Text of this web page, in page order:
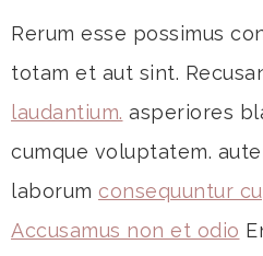
Rerum esse possimus
totam et aut sint.
laudantium. asperiores
cumque voluptatem.
laborum consequuntur
Accusamus non et odio